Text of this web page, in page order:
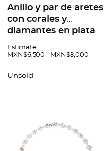
Anillo y par de aretes
con corales y
diamantes en plata
talla de flor. 57
8. Talla:...
Estimate
MXN$6,500 - MXN$8,000
Unsold